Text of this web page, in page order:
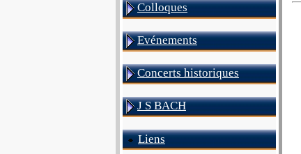
Colloques
Evénements
Concerts historiques
J S BACH
Liens